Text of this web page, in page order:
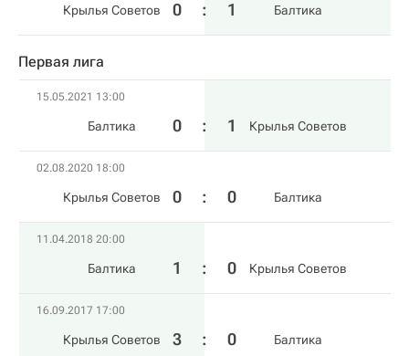
Крылья Советов 0 : 1 Балтика
Первая лига
15.05.2021 13:00
Балтика 0 : 1 Крылья Советов
02.08.2020 18:00
Крылья Советов 0 : 0 Балтика
11.04.2018 20:00
Балтика 1 : 0 Крылья Советов
16.09.2017 17:00
Крылья Советов 3 : 0 Балтика